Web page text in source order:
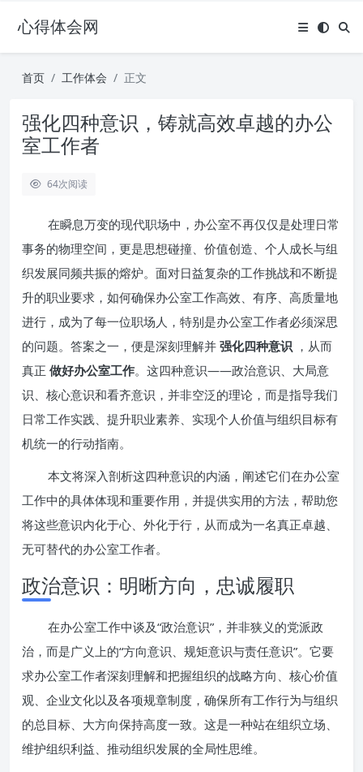
心得体会网
首页 工作体会 正文
强化四种意识，铸就高效卓越的办公
室工作者
64次阅读
在瞬息万变的现代职场中，办公室不再仅仅是处理日常
事务的物理空间，更是思想碰撞、价值创造、个人成长与组
织发展同频共振的熔炉。面对日益复杂的工作挑战和不断提
升的职业要求，如何确保办公室工作高效、有序、高质量地
进行，成为了每一位职场人，特别是办公室工作者必须深思
的问题。答案之一，便是深刻理解并 强化四种意识 ，从而
真正 做好办公室工作。这四种意识——政治意识、大局意
识、核心意识和看齐意识，并非空泛的理论，而是指导我们
日常工作实践、提升职业素养、实现个人价值与组织目标有
机统一的行动指南。
本文将深入剖析这四种意识的内涵，阐述它们在办公室
工作中的具体体现和重要作用，并提供实用的方法，帮助您
将这些意识内化于心、外化于行，从而成为一名真正卓越、
无可替代的办公室工作者。
政治意识：明晰方向，忠诚履职
在办公室工作中谈及“政治意识”，并非狭义的党派政
治，而是广义上的“方向意识、规矩意识与责任意识”。它要
求办公室工作者深刻理解和把握组织的战略方向、核心价值
观、企业文化以及各项规章制度，确保所有工作行为与组织
的总目标、大方向保持高度一致。这是一种站在组织立场、
维护组织利益、推动组织发展的全局性思维。